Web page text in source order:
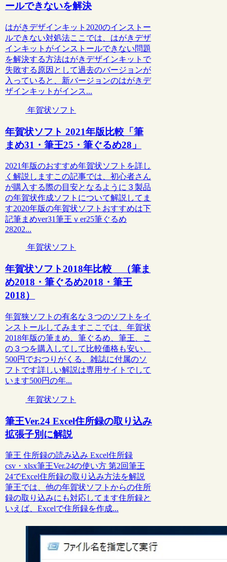
ールできないを解決
はがきデザインキット2020のインストー
ルできない対処法ここでは、はがきデザ
インキットがインストールできない問題
を解決する方法はがきデザインキットで
失敗する原因として過去のバージョンが
入っていると、新バージョンのはがきデ
ザインキットがインス...
年賀状ソフト
年賀状ソフト 2021年版比較「筆
まめ31・筆王25・筆ぐるめ28」
2021年版のおすすめ年賀状ソフトを詳し
く解説しますこの記事では、初心者さん
が購入する際の目安となるように３製品
の年賀状作成ソフトについて解説してま
す2020年版の年賀状ソフトおすすめは下
記筆まめver31筆王ｖer25筆ぐるめ
28202...
年賀状ソフト
年賀状ソフト2018年比較 （筆ま
め2018・筆ぐるめ2018・筆王
2018）
年賀狭ソフトの有名な３つのソフトをイ
ンストールしてみますここでは、年賀状
2018年版の筆まめ、筆ぐるめ、筆王、こ
の３つを購入してして比較価格も安い、
500円でおつりがくる、雑誌に付属のソ
フトです詳しい解説は専用サイトでして
います500円の年...
年賀状ソフト
筆王Ver.24 Excel住所録の取り込み
拡張子別に解説
筆王 住所録の読み込み Excel住所録
csv・xlsx筆王Ver.24の使い方 第2回筆王
24でExcel住所録の取り込み方法を解説
筆王では、他の年賀状ソフトからの住所
録の取り込みにも対応してます住所録と
いえば、Excelで住所録を作成...